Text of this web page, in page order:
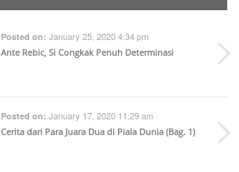
Posted on: January 25, 2020 4:34 pm
Ante Rebic, Si Congkak Penuh Determinasi
Posted on: January 17, 2020 11:29 am
Cerita dari Para Juara Dua di Piala Dunia (Bag. 1)